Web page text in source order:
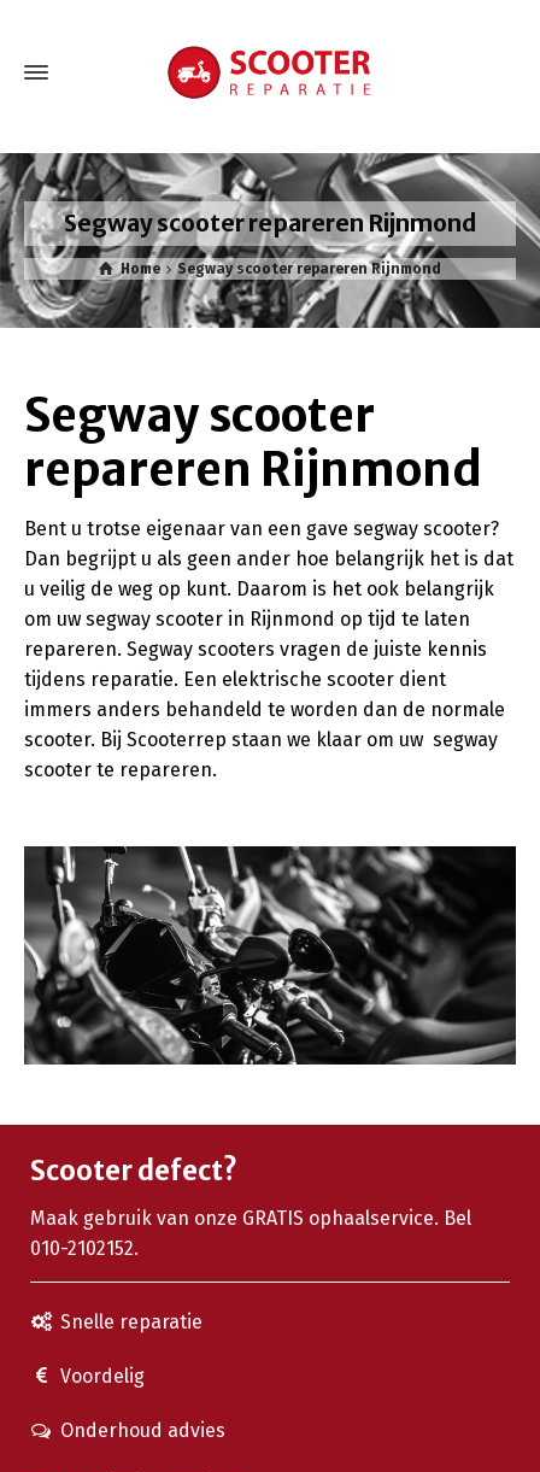
Segway scooter repareren Rijnmond
Home Segway scooter repareren Rijnmond
Segway scooter
repareren Rijnmond
Bent u trotse eigenaar van een gave segway scooter?
Dan begrijpt u als geen ander hoe belangrijk het is dat
u veilig de weg op kunt. Daarom is het ook belangrijk
om uw segway scooter in Rijnmond op tijd te laten
repareren. Segway scooters vragen de juiste kennis
tijdens reparatie. Een elektrische scooter dient
immers anders behandeld te worden dan de normale
scooter. Bij Scooterrep staan we klaar om uw segway
scooter te repareren.
Scooter defect?
Maak gebruik van onze GRATIS ophaalservice. Bel
010-2102152.
Snelle reparatie
Voordelig
Onderhoud advies